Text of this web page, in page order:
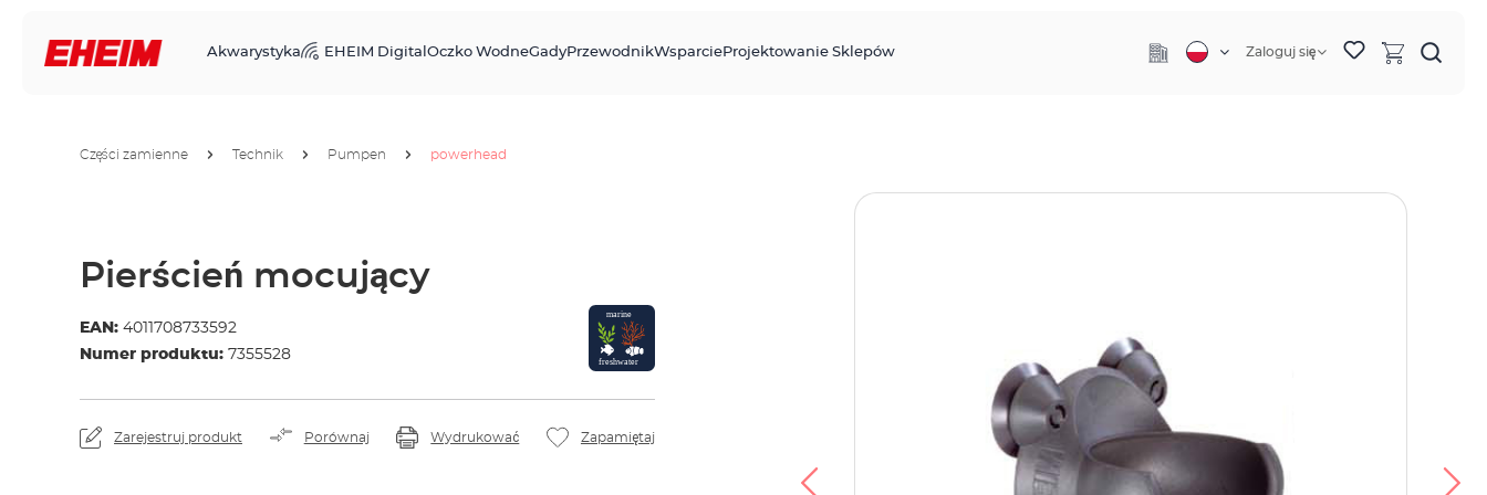
Akwarystyka EHEIM Digital Oczko WodneGadyPrzewodnikWsparcieProjektowanie Sklepów Zaloguj się
Części zamienne Technik Pumpen powerhead
Pierścień mocujący
EAN: 4011708733592
Numer produktu: 7355528
Zarejestruj produkt Porównaj Wydrukować Zapamiętaj